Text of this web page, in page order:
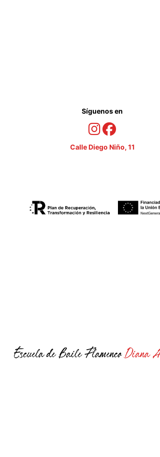
Síguenos en
Calle Diego Niño, 11
Escuela de Baile FlamencoDiana